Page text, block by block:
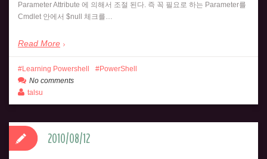
Parameter Attribute 에 의해서 조절 된다. 즉 꼭 필요로 하는 Parameter를
Cmdlet 안에서 $null 체크를…
Read More
Learning Powershell
PowerShell
No comments
talsu
2010/08/12